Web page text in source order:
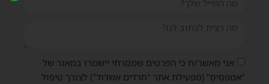
אני מאשר/ת כי הפרטים שמסרתי יישמרו במאגר של
"אמפסיס" (מפעילת אתר "חרדים אשדוד") לצורך טיפול